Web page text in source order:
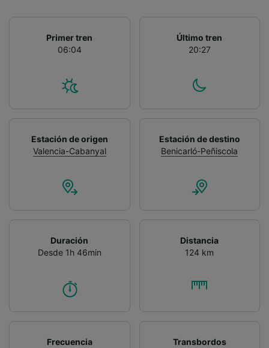
Primer tren
06:04
Último tren
20:27
Estación de origen
Valencia-Cabanyal
Estación de destino
Benicarló-Peñiscola
Duración
Desde 1h 46min
Distancia
124 km
Frecuencia
Transbordos